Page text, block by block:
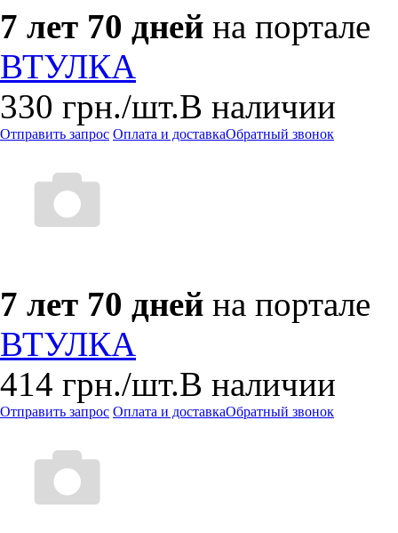
7 лет 70 дней на портале
ВТУЛКА
330 грн./шт.В наличии
Отправить запрос Оплата и доставкаОбратный звонок
7 лет 70 дней на портале
ВТУЛКА
414 грн./шт.В наличии
Отправить запрос Оплата и доставкаОбратный звонок